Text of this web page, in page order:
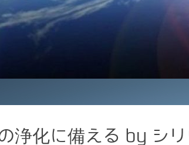
浄化に備える by シ